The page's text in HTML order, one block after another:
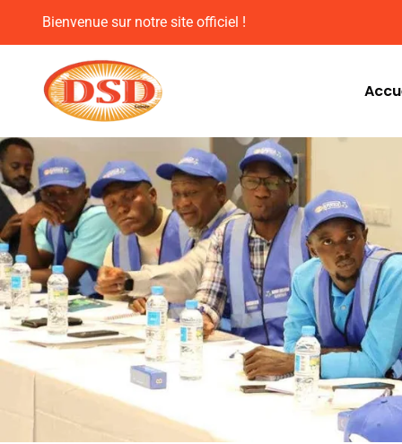
Bienvenue sur notre site officiel !